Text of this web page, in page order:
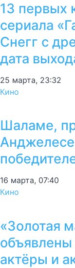
13 первых
сериала
Снегг с
дата
25 марта, 23:32
Кино
Шаламе,
16 марта, 07:40
Кино
«Золотая
актёры и